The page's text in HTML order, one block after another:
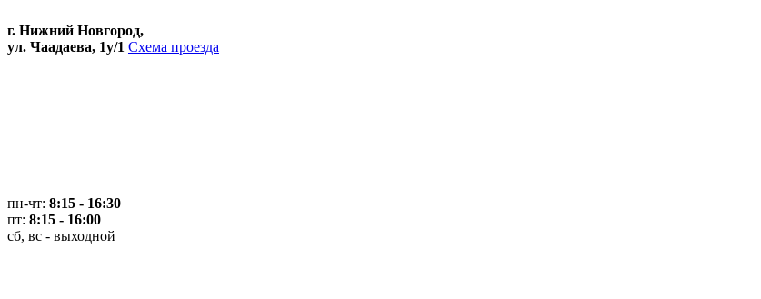
г. Нижний Новгород,
ул. Чаадаева, 1у/1 Схема проезда
пн-чт: 8:15 - 16:30
пт: 8:15 - 16:00
сб, вс - выходной